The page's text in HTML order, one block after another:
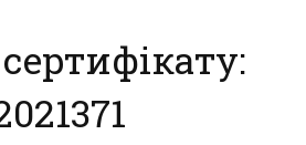
підтримують